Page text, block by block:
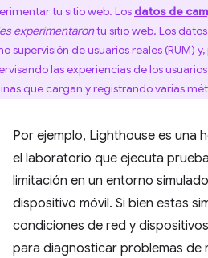
tu sitio web. Los datos de
experimentarontu sitio web. Los
supervisión de usuarios reales (RUM)
las experiencias de los
que cargan y registrando varias
Por ejemplo, Lighthouse es una
el laboratorio que ejecuta
limitación en un entorno
dispositivo móvil. Si bien estas
condiciones de red y
para diagnosticar problemas de